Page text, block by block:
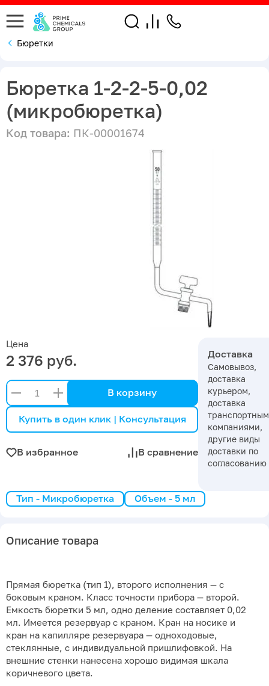
Бюретки
Бюретка 1-2-2-5-0,02
(микробюретка)
Код товара: ПК-00001674
Цена
2 376 руб.
В корзину
Купить в один клик | Консультация
В избранное В сравнение
Доставка
Самовывоз,
доставка
курьером,
доставка
компаниями,
другие виды
доставки по
согласованию
Тип - Микробюретка Объем - 5 мл
Описание товара
Прямая бюретка (тип 1), второго исполнения — с
боковым краном. Класс точности прибора — второй.
Емкость бюретки 5 мл, одно деление составляет 0,02
мл. Имеется резервуар с краном. Кран на носике и
кран на капилляре резервуара — одноходовые,
стеклянные, с индивидуальной пришлифовкой. На
внешние стенки нанесена хорошо видимая шкала
коричневого цвета.